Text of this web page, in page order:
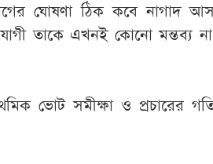
ঘোষণা ঠিক কবে নাগাদ
তাকে এখনই কোনো মন্তব্য
ভোট সমীক্ষা ও প্রচারের